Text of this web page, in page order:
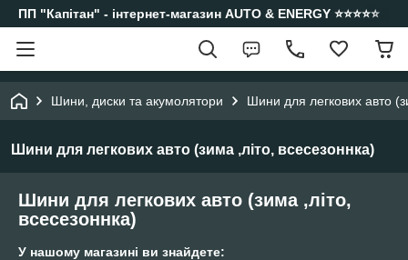
ПП "Капітан" - інтернет-магазин AUTO & ENERGY ⭐️⭐️⭐️⭐️⭐️
Шини, диски та акумолятори Шини для легкових авто
Шини для легкових авто (зима ,літо, всесезоннка)
Шини для легкових авто (зима ,літо,
всесезоннка)
У нашому магазині ви знайдете: